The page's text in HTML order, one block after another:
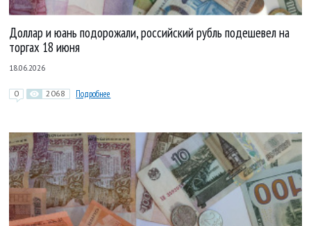
Доллар и юань подорожали, российский рубль подешевел на
торгах 18 июня
18.06.2026
0 2068 Подробнее